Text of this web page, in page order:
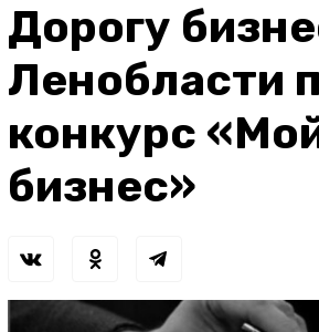
Дорогу
Ленобласти
конкурс
бизнес»